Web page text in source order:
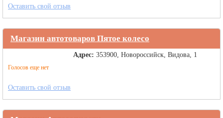
Оставить свой отзыв
Магазин автотоваров Пятое колесо
Голосов еще нет
Адрес: 353900, Новороссийск, Видова, 1
Оставить свой отзыв